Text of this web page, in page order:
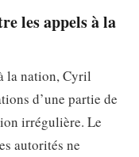
les appels à la
la nation, Cyril
d’une partie de
irrégulière. Le
autorités ne